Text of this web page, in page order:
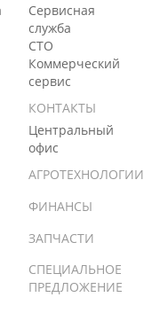
Сервисная
служба
СТО
Коммерческий
сервис
КОНТАКТЫ
Центральный
офис
АГРОТЕХНОЛОГИИ
ФИНАНСЫ
ЗАПЧАСТИ
СПЕЦИАЛЬНОЕ
ПРЕДЛОЖЕНИЕ